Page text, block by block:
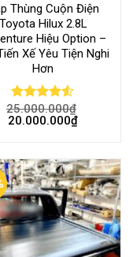
Thùng Cuộn Điện
Toyota Hilux 2.8L
Hiệu Option –
Xế Yêu Tiện Nghi
Hơn
Rated
4.50out
25.000.000₫
20.000.000₫